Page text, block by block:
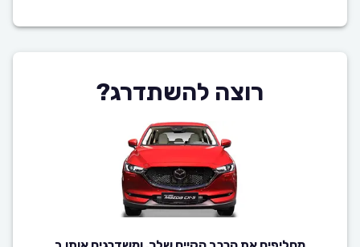
רוצה להשתדרג?